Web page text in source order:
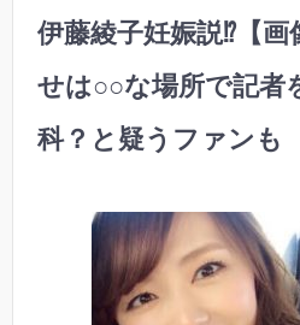
伊藤綾子妊娠説⁉︎【画
せは○○な場所で記者
科？と疑うファンも